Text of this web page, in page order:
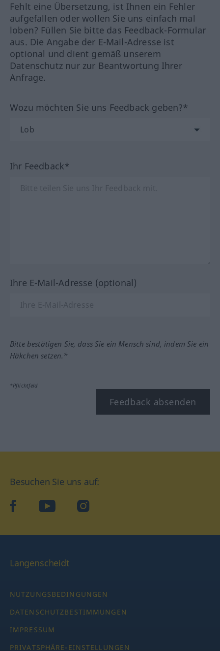
Fehlt eine Übersetzung, ist Ihnen ein Fehler
aufgefallen oder wollen Sie uns einfach mal
loben? Füllen Sie bitte das Feedback-Formular
aus. Die Angabe der E-Mail-Adresse ist
optional und dient gemäß unserem
Datenschutz nur zur Beantwortung Ihrer
Anfrage.
Wozu möchten Sie uns Feedback geben?*
Ihr Feedback*
Ihre E-Mail-Adresse (optional)
Bitte bestätigen Sie, dass Sie ein Mensch sind, indem Sie ein
Häkchen setzen.*
*Pflichtfeld
Feedback absenden
Besuchen Sie uns auf:
facebookYouTube Instagram
Langenscheidt
NUTZUNGSBEDINGUNGEN
DATENSCHUTZBESTIMMUNGEN
IMPRESSUM
PRIVATSPHÄRE-EINSTELLUNGEN